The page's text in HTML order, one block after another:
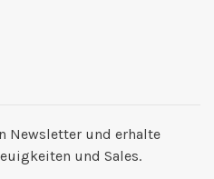
Newsletter und erhalte
und Sales.